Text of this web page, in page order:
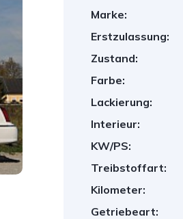
Marke:
Erstzulassung:
Zustand:
Farbe:
Lackierung:
Interieur:
KW/PS:
Treibstoffart:
Kilometer:
Getriebeart: